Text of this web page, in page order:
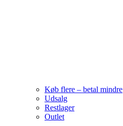
Køb flere – betal mindre
Udsalg
Restlager
Outlet